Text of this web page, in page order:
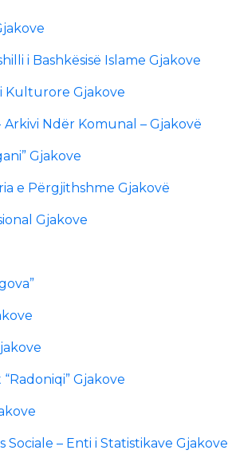
i Bashkësisë Islame Gjakove
Kulturore Gjakove
Ndër Komunal – Gjakovë
Gjakove
e Përgjithshme Gjakovë
Gjakove
Gjakove
– Enti i Statistikave Gjakove